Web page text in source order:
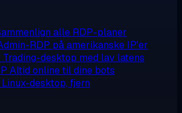
alle RDP-planer
RDP på amerikanske IP'er
Trading-desktop med lav latens
Altid online til dine bots
Linux-desktop, fjern